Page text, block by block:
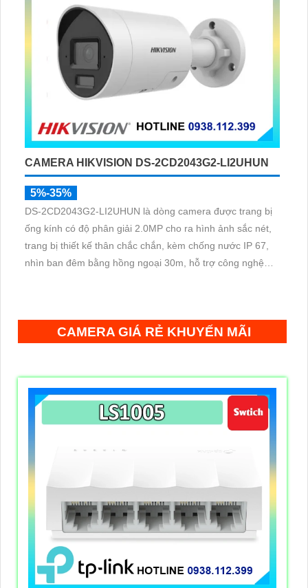
CAMERA HIKVISION DS-2CD2043G2-LI2UHUN
5%-35%
DS-2CD2043G2-LI2UHUN là dòng camera được trang bị
ống kính có độ phân giải 2.0MP cho ra hình ảnh sắc nét,
trang bị thiết kế thân chắc chắn, kèm chống nước IP 67,
nhìn ban đêm bằng hồng ngoại 30m, hỗ trợ công nghệ
CAMERA GIÁ RẺ KHUYẾN MÃI